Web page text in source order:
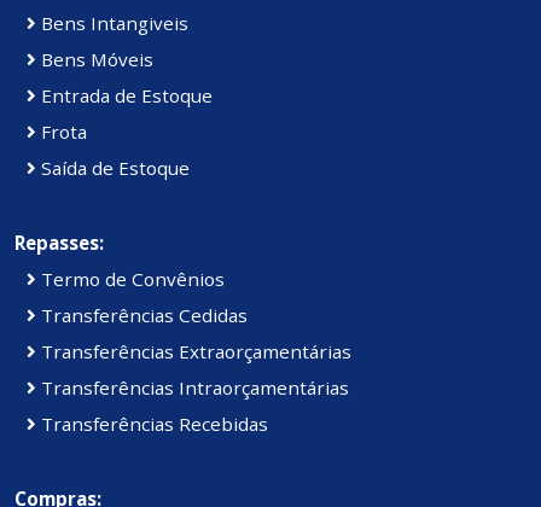
Bens Intangiveis
Bens Móveis
Entrada de Estoque
Frota
Saída de Estoque
Repasses:
Termo de Convênios
Transferências Cedidas
Transferências Extraorçamentárias
Transferências Intraorçamentárias
Transferências Recebidas
Compras: